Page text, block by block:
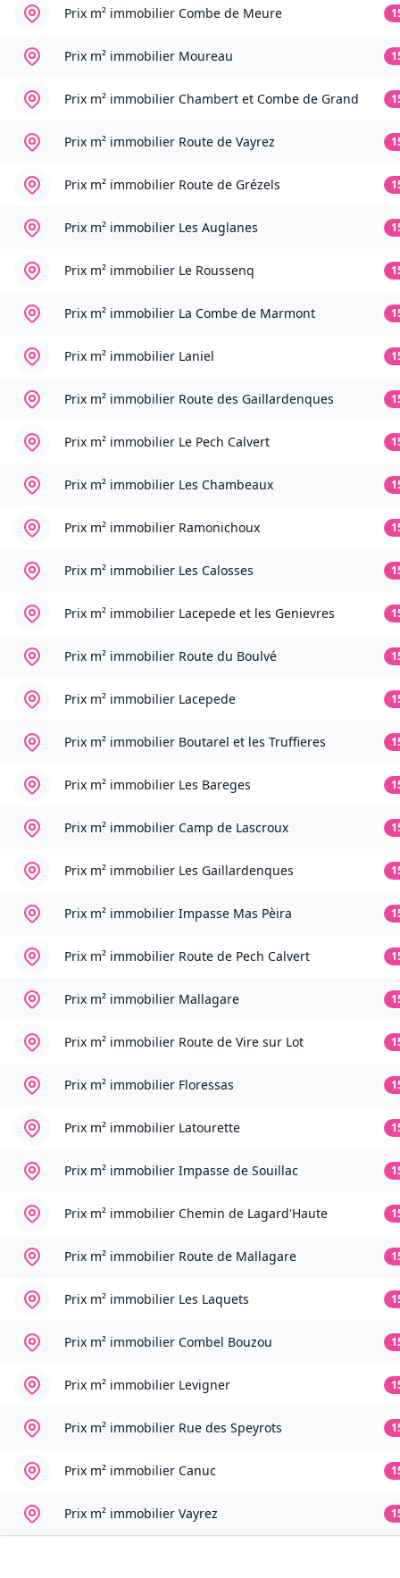
Prix m² immobilier Combe de Meure
Prix m² immobilier Moureau
Prix m² immobilier Chambert et Combe de Grand
Prix m² immobilier Route de Vayrez
Prix m² immobilier Route de Grézels
Prix m² immobilier Les Auglanes
Prix m² immobilier Le Roussenq
Prix m² immobilier La Combe de Marmont
Prix m² immobilier Laniel
Prix m² immobilier Route des Gaillardenques
Prix m² immobilier Le Pech Calvert
Prix m² immobilier Les Chambeaux
Prix m² immobilier Ramonichoux
Prix m² immobilier Les Calosses
Prix m² immobilier Lacepede et les Genievres
Prix m² immobilier Route du Boulvé
Prix m² immobilier Lacepede
Prix m² immobilier Boutarel et les Truffieres
Prix m² immobilier Les Bareges
Prix m² immobilier Camp de Lascroux
Prix m² immobilier Les Gaillardenques
Prix m² immobilier Impasse Mas Pèira
Prix m² immobilier Route de Pech Calvert
Prix m² immobilier Mallagare
Prix m² immobilier Route de Vire sur Lot
Prix m² immobilier Floressas
Prix m² immobilier Latourette
Prix m² immobilier Impasse de Souillac
Prix m² immobilier Chemin de Lagard'Haute
Prix m² immobilier Route de Mallagare
Prix m² immobilier Les Laquets
Prix m² immobilier Combel Bouzou
Prix m² immobilier Levigner
Prix m² immobilier Rue des Speyrots
Prix m² immobilier Canuc
Prix m² immobilier Vayrez